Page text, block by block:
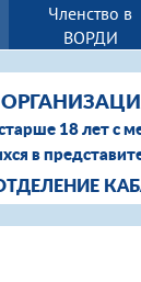
Членство в
ВОРДИ
18 лет с
в